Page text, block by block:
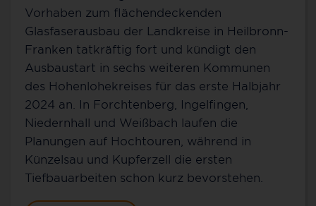
Vorhaben zum flächendeckenden
Glasfaserausbau der Landkreise in Heilbronn-
Franken tatkräftig fort und kündigt den
Ausbaustart in sechs weiteren Kommunen
des Hohenlohekreises für das erste Halbjahr
2024 an. In Forchtenberg, Ingelfingen,
Niedernhall und Weißbach laufen die
Planungen auf Hochtouren, während in
Künzelsau und Kupferzell die ersten
Tiefbauarbeiten schon kurz bevorstehen.